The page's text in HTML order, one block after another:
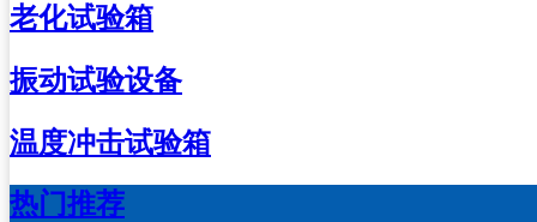
老化试验箱
振动试验设备
温度冲击试验箱
热门推荐